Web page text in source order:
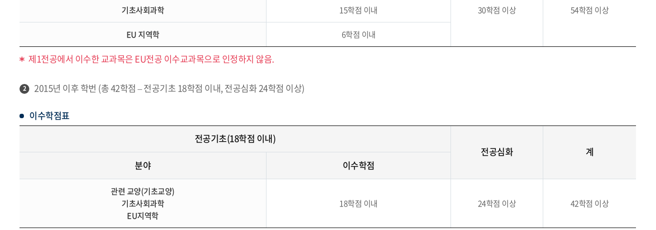
30학점 이상 54학점 이상
기초사회과학 15학점 이내
EU 지역학 6학점 이내
제1전공에서 이수한 교과목은 EU전공 이수교과목으로 인정하지 않음.
2 2015년 이후 학번 (총 42학점 – 전공기초 18학점 이내, 전공심화 24학점 이상)
이수학점표
전공기초(18학점 이내)
전공심화
계
분야
이수학점
관련 교양(기초교양)
기초사회과학
EU지역학
18학점 이내 24학점 이상 42학점 이상